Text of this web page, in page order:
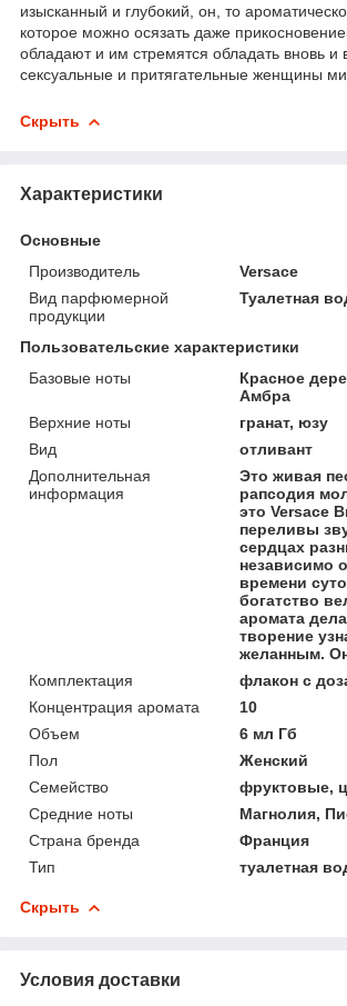
изысканный и глубокий, он, то
которое можно осязать даже
обладают и им стремятся обладать вновь и
сексуальные и притягательные женщины
Скрыть
Характеристики
Основные
Производитель
Versace
Вид парфюмерной
продукции
Туалетная
Пользовательские характеристики
Базовые ноты
Красное
Амбра
Верхние ноты
гранат, юзу
Вид
отливант
Дополнительная
информация
Это живая
рапсодия
это Versace
переливы
сердцах
независимо
времени
богатство
аромата
творение
желанным.
Комплектация
флакон с
Концентрация аромата
10
Объем
6 мл Гб
Пол
Женский
Семейство
фруктовые,
Средние ноты
Магнолия,
Страна бренда
Франция
Тип
туалетная
Скрыть
Условия доставки